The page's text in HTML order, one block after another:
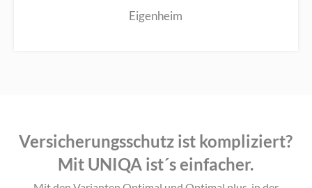
Eigenheim
Versicherungsschutz ist kompliziert?
Mit UNIQA ist´s einfacher.